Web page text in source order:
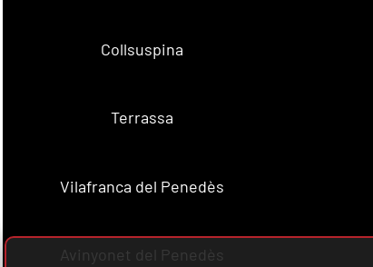
Collsuspina
Terrassa
Vilafranca del Penedès
Avinyonet del Penedès